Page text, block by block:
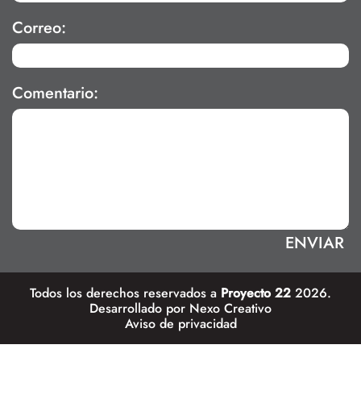
Correo:
Comentario:
Todos los derechos reservados a Proyecto 22 2026.
Desarrollado por Nexo Creativo
Aviso de privacidad